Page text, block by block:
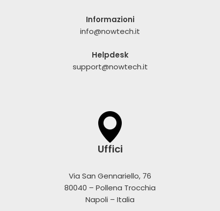
Informazioni
info@nowtech.it
Helpdesk
support@nowtech.it
Uffici
Via San Gennariello, 76
80040 – Pollena Trocchia
Napoli – Italia